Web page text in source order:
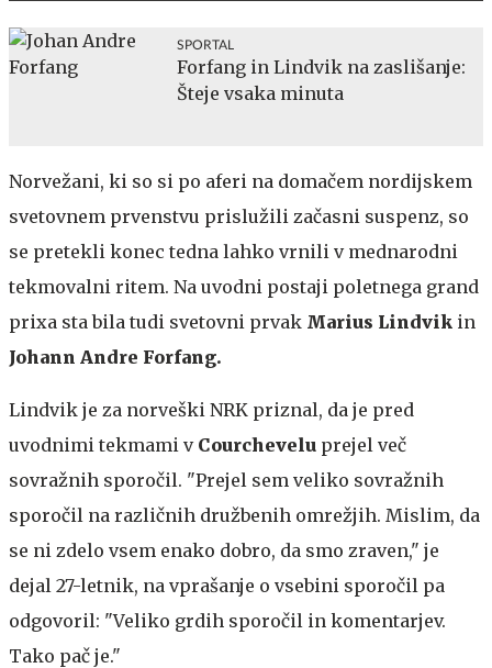
SPORTAL
Forfang in Lindvik na zaslišanje:
Šteje vsaka minuta
Norvežani, ki so si po aferi na domačem nordijskem
svetovnem prvenstvu prislužili začasni suspenz, so
se pretekli konec tedna lahko vrnili v mednarodni
tekmovalni ritem. Na uvodni postaji poletnega grand
prixa sta bila tudi svetovni prvak Marius Lindvik in
Johann Andre Forfang.
Lindvik je za norveški NRK priznal, da je pred
uvodnimi tekmami v Courchevelu prejel več
sovražnih sporočil. "Prejel sem veliko sovražnih
sporočil na različnih družbenih omrežjih. Mislim, da
se ni zdelo vsem enako dobro, da smo zraven," je
dejal 27-letnik, na vprašanje o vsebini sporočil pa
odgovoril: "Veliko grdih sporočil in komentarjev.
Tako pač je."